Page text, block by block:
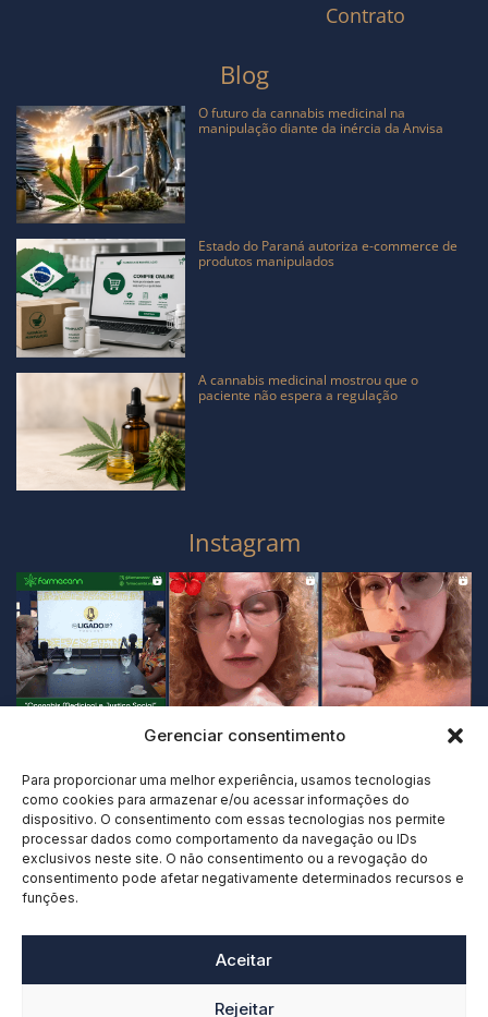
Gerenciar consentimento
Para proporcionar uma melhor experiência, usamos tecnologias
como cookies para armazenar e/ou acessar informações do
dispositivo. O consentimento com essas tecnologias nos permite
processar dados como comportamento da navegação ou IDs
exclusivos neste site. O não consentimento ou a revogação do
consentimento pode afetar negativamente determinados recursos e
funções.
Aceitar
Rejeitar
Contrato
Blog
O futuro da cannabis medicinal na
manipulação diante da inércia da Anvisa
Estado do Paraná autoriza e-commerce de
produtos manipulados
A cannabis medicinal mostrou que o
paciente não espera a regulação
Instagram